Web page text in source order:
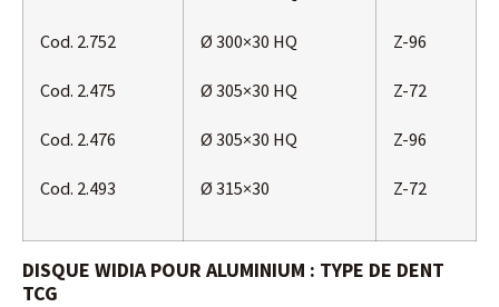
Cod. 2.752
Cod. 2.475
Cod. 2.476
Cod. 2.493
Ø 300×30 HQ
Ø 305×30 HQ
Ø 305×30 HQ
Ø 315×30
Z-96
Z-72
Z-96
Z-72
DISQUE WIDIA POUR ALUMINIUM : TYPE DE DENT
TCG